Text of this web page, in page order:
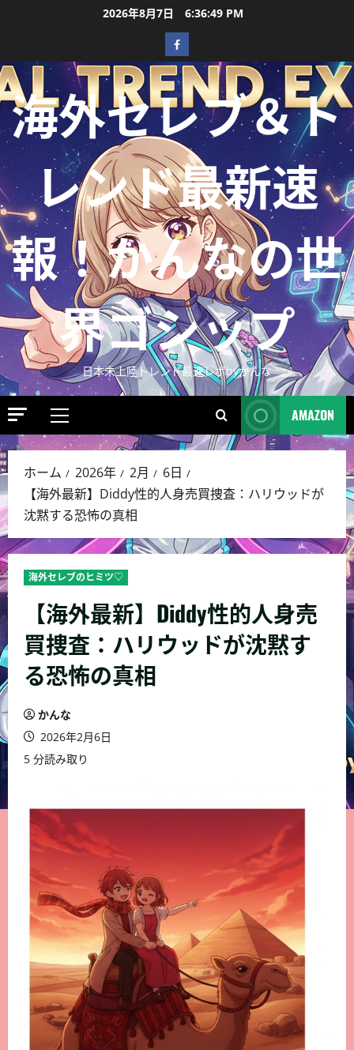
2026年8月7日 6:36:50 PM
海外セレブ＆ト
レンド最新速
報！かんなの世
界ゴシップ
日本未上陸トレンド最速レポbyかんな
AMAZON
ホーム 2026年 2月
6日
【海外最新】Diddy性的人身売買捜査：ハリウッドが
沈黙する恐怖の真相
海外セレブのヒミツ♡
【海外最新】Diddy性的人身売
買捜査：ハリウッドが沈黙す
る恐怖の真相
かんな
2026年2月6日
5 分読み取り